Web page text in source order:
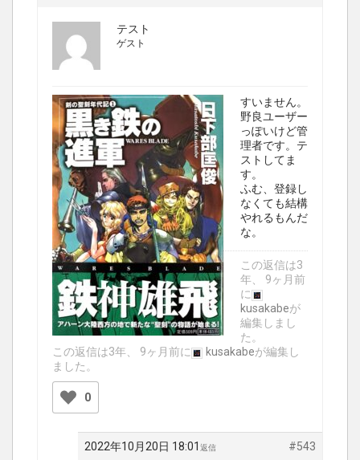
テスト
ゲスト
すいません。
野良ユーザー
っぽいけど管
理者です。テ
ストしてま
す。
ふむ、登録し
なくても結構
やれるもんだ
な。
この返信は3
年、 9ヶ月前
に
kusakabeが
編集しまし
た。
この返信は3年、 9ヶ月前に
kusakabeが編集し
ました。
0
2022年10月20日 18:01 #543
返信